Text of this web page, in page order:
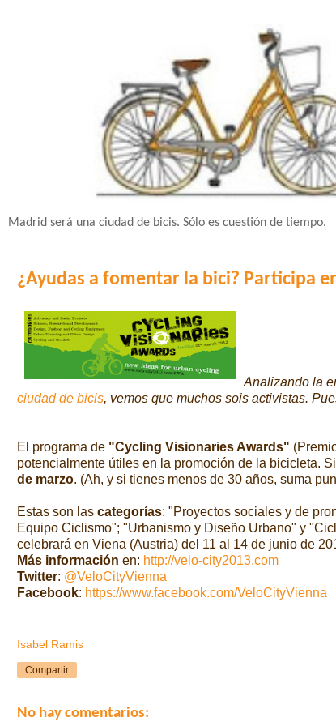
Madrid será una ciudad de bicis. Sólo es cuestión de tiempo.
¿Ayudas a fomentar la bici? Participa
Analizando la
ciudad de bicis, vemos que muchos sois activistas.
El programa de "Cycling Visionaries Awards" (
potencialmente útiles en la promoción de la bicicleta.
de marzo. (Ah, y si tienes menos de 30 años, suma
Estas son las categorías: "Proyectos sociales y de
Equipo Ciclismo"; "Urbanismo y Diseño Urbano" y "
celebrará en Viena (Austria) del 11 al 14 de junio de
Más información en: http://velo-city2013.com
Twitter: @VeloCityVienna
Facebook: https://www.facebook.com/VeloCityVienna
Isabel Ramis
Compartir
No hay comentarios: